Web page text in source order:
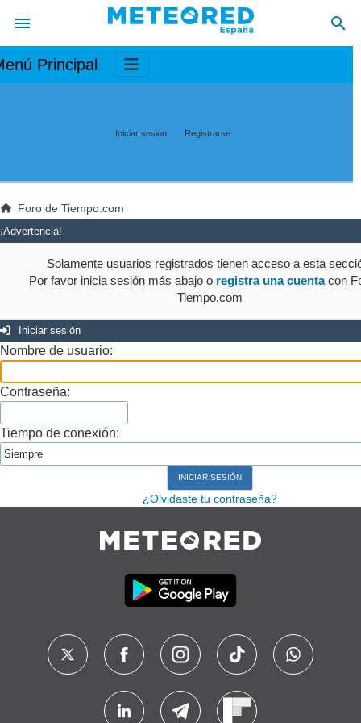
Principal
Iniciar sesión Registrarse
Foro de Tiempo.com
¡Advertencia!
Solamente usuarios registrados tienen acceso a esta
Por favor inicia sesión más abajo o registra una cuentacon
Tiempo.com
Iniciar sesión
Nombre de usuario:
Contraseña:
Tiempo de conexión:
¿Olvidaste tu contraseña?